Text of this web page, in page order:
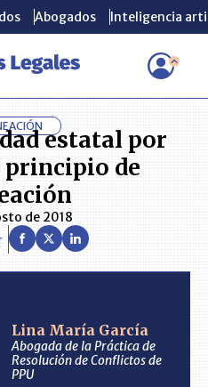
Abogados Inteligencia
GARCÍA Responsabilidad
Abogados Inteligencia
estatal por
principio de
de 2018
Lina María García
Abogada de la Práctica de
Resolución de Conflictos de
PPU